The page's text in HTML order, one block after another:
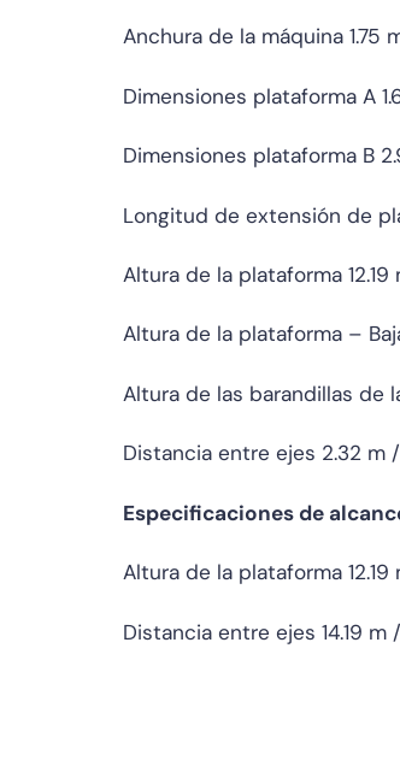
Anchura de la máquina 1.75
Dimensiones plataforma A
Dimensiones plataforma B
Longitud de extensión de
Altura de la plataforma
Altura de la plataforma –
Altura de las barandillas de
Distancia entre ejes 2.32 m
Especificaciones de
Altura de la plataforma
Distancia entre ejes 14.19 m